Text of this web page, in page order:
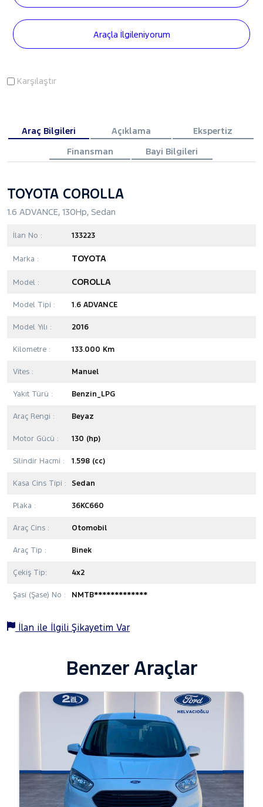
Araçla İlgileniyorum
Karşılaştır
Araç Bilgileri Açıklama
Ekspertiz
Finansman
Bayi Bilgileri
TOYOTA COROLLA
1.6 ADVANCE, 130Hp, Sedan
İlan No : 133223
Marka : TOYOTA
Model : COROLLA
Model Tipi : 1.6 ADVANCE
Model Yılı : 2016
Kilometre : 133.000 Km
Vites : Manuel
Yakıt Türü : Benzin_LPG
Araç Rengi : Beyaz
Motor Gücü : 130 (hp)
Silindir Hacmi : 1.598 (cc)
Kasa Cins Tipi : Sedan
Plaka : 36KC660
Araç Cins : Otomobil
Araç Tip : Binek
Çekiş Tip: 4x2
Şasi (Şase) No : NMTB*************
İlan ile İlgili Şikayetim Var
Benzer Araçlar